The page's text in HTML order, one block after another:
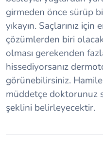
girmeden önce sürüp
yıkayın. Saçlarınız
çözümlerden biri
olması gerekenden
hissediyorsanız
görünebilirsiniz.
müddetçe doktorunuz
şeklini belirleyecektir.